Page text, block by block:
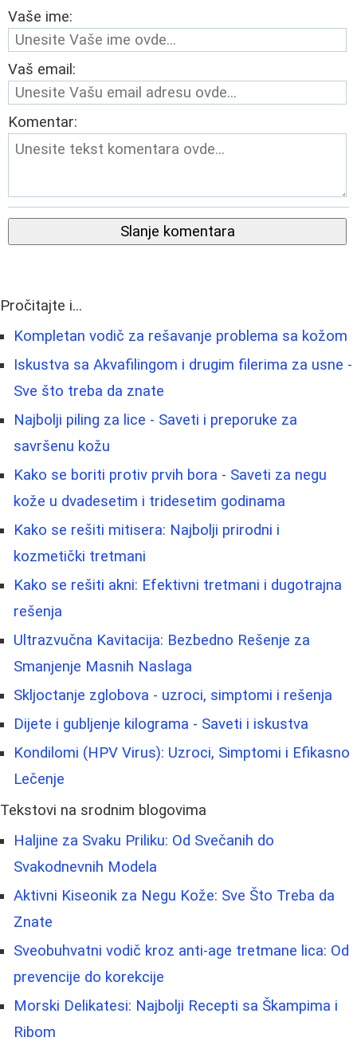
Vaše ime:
Vaš email:
Komentar:
Slanje komentara
Pročitajte i...
Kompletan vodič za rešavanje problema sa kožom
Iskustva sa Akvafilingom i drugim filerima za usne -
Sve što treba da znate
Najbolji piling za lice - Saveti i preporuke za
savršenu kožu
Kako se boriti protiv prvih bora - Saveti za negu
kože u dvadesetim i tridesetim godinama
Kako se rešiti mitisera: Najbolji prirodni i
kozmetički tretmani
Kako se rešiti akni: Efektivni tretmani i dugotrajna
rešenja
Ultrazvučna Kavitacija: Bezbedno Rešenje za
Smanjenje Masnih Naslaga
Skljoctanje zglobova - uzroci, simptomi i rešenja
Dijete i gubljenje kilograma - Saveti i iskustva
Kondilomi (HPV Virus): Uzroci, Simptomi i Efikasno
Lečenje
Tekstovi na srodnim blogovima
Haljine za Svaku Priliku: Od Svečanih do
Svakodnevnih Modela
Aktivni Kiseonik za Negu Kože: Sve Što Treba da
Znate
Sveobuhvatni vodič kroz anti-age tretmane lica: Od
prevencije do korekcije
Morski Delikatesi: Najbolji Recepti sa Škampima i
Ribom